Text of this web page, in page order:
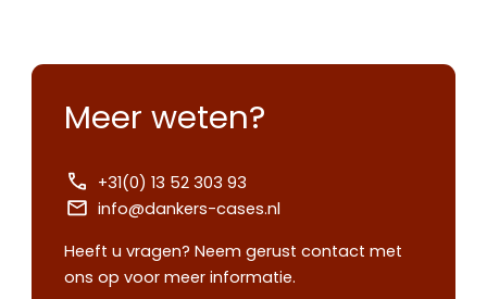
Meer weten?
+31(0) 13 52 303 93
info@dankers-cases.nl
Heeft u vragen? Neem gerust contact met
ons op voor meer informatie.